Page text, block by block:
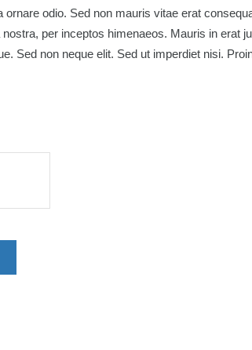
ornare odio. Sed non mauris vitae erat
per inceptos himenaeos. Mauris in erat
Sed non neque elit. Sed ut imperdiet nisi.